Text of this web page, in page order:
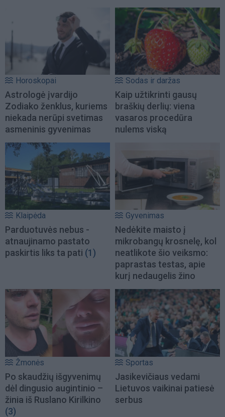
Horoskopai
Astrologė įvardijo
Zodiako ženklus, kuriems
niekada nerūpi svetimas
asmeninis gyvenimas
Sodas ir daržas
Kaip užtikrinti gausų
braškių derlių: viena
vasaros procedūra
nulems viską
Klaipėda
Parduotuvės nebus -
atnaujinamo pastato
paskirtis liks ta pati (1)
Gyvenimas
Nedėkite maisto į
mikrobangų krosnelę, kol
neatlikote šio veiksmo:
paprastas testas, apie
kurį nedaugelis žino
Žmonės
Po skaudžių išgyvenimų
dėl dingusio augintinio –
žinia iš Ruslano Kirilkino
(3)
Sportas
Jasikevičiaus vedami
Lietuvos vaikinai patiesė
serbus